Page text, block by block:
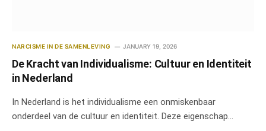
NARCISME IN DE SAMENLEVING JANUARY 19, 2026
De Kracht van Individualisme: Cultuur en Identiteit
in Nederland
In Nederland is het individualisme een onmiskenbaar
onderdeel van de cultuur en identiteit. Deze eigenschap…